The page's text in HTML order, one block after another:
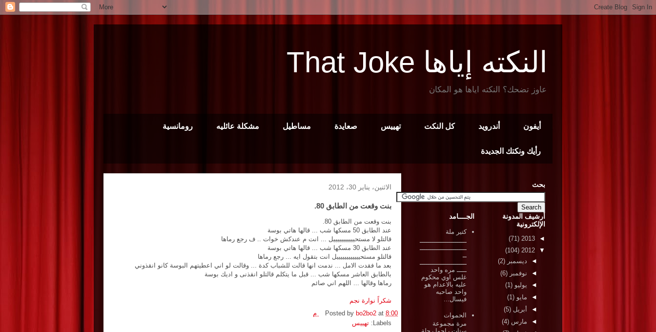
النكته إياها That Joke
عاوز تضحك؟ النكته اياها هو المكان
أيفون أندرويد كل النكت تهييس صعايدة مساطيل مشكلة عائليه رومانسية
رأيك ونكتك الجديدة
الاثنين، يناير 30، 2012
بنت وقعت من الطابق 80.
بنت وقعت من الطابق 80.
عند الطابق 50 مسكها شب ... قالها هاتي بوسة
قالتلو لا مستحيييييييييييل ... انت م عندكش خوات .. ف رجع رماها
عند الطابق 30 مسكها شب ... قالها هاتي بوسة
قالتلو مستحييييييييييييل انت بتقول ايه ... رجع رماها
بعد ما فقدت الامل ... ندمت انها قالت للشباب كدة ... وقالت لو اني اعطيتهم البوسة كانو انقذوني
بالطابق العاشر مسكها شب ... قبل ما يتكلم قالتلو انقذنى و اديك بوسة
رماها وقالها ... اللهم اني صائم
شكراً نوارة نجم
Posted by bo2bo2 at 8:00 م
Labels: تهييس
بحث
أرشيف المدونة
الإلكترونية
◄
2013
(71)
▼
2012
(104)
◄ ديسمبر (2)
◄ نوفمبر (6)
◄ يوليو (1)
◄ مايو (1)
◄
أبريل (5)
◄ مارس (4)
الجــــامد
كتير ملة
ــــــــــــــــــــــــ
ــــــــــــــــــــــــ
ــ
ــــــــــــــــــــــــ
ـــــ مره واحد
غلس اوي محكوم
عليه بالاعدام هو
واحد صاحبه
فيسال...
الحموات
مرة مجموعة